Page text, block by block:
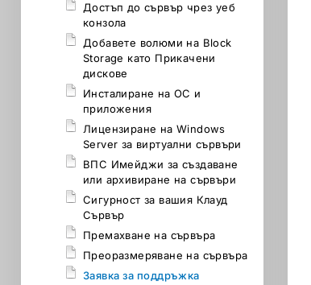
Достъп до сървър чрез уеб
конзола
Добавете волюми на Block
Storage като Прикачени
дискове
Инсталиране на ОС и
приложения
Лицензиране на Windows
Server за виртуални сървъри
ВПС Имейджи за създаване
или архивиране на сървъри
Сигурност за вашия Клауд
Сървър
Премахване на сървъра
Преоразмеряване на сървъра
Заявка за поддръжка